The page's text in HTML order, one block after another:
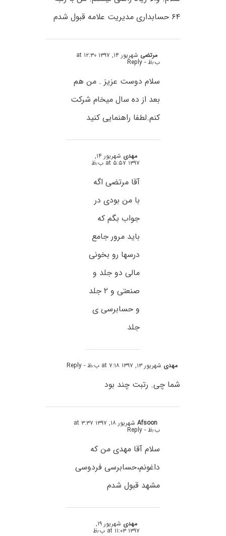
۶۴ حسابداری مدیریت علامه قبول شدم
مرتضی شهریور ۱۴, ۱۳۹۷ at ۱۲:۳۰
ب٫ظ - Reply
سلام دوست عزیز . من هم
بعد از ده سال میخام شرکت
کنم.لطفا راهنمایی کنید
مهدی شهریور ۱۴,
۱۳۹۷ at ۵:۵۷ ب٫ظ
آقا مرتضی اگه
با من بودی در
جواب بگم که
باید مرور جامع
درسها رو بخونی
مالی دو جلد و
صنعتی و ۲ جلد
و حسابرسی ی
جلد
مهدی شهریور ۱۳, ۱۳۹۷ at ۷:۱۸ ب٫ظ - Reply
شما چی. رتبت چند بود
Afsoon شهریور ۱۸, ۱۳۹۷ at ۳:۳۷
ب٫ظ - Reply
سلام آقا مهدی من که
داغونم،حسابرسی فردوسی
مشهد قبول شدم
مهدی شهریور ۱۹,
۱۳۹۷ at ۱۱:۰۳ ب٫ظ